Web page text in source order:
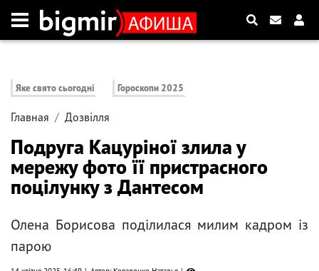
Яке свято сьогодні Гороскопи 2025
Главная Дозвілля
Подруга Кацуріної злила у
мережу фото її пристрасного
поцілунку з Дантесом
Олена Борисова поділилася милим кадром із
парою